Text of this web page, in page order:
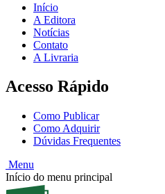
Início
A Editora
Notícias
Contato
A Livraria
Acesso Rápido
Como Publicar
Como Adquirir
Dúvidas Frequentes
Menu
Início do menu principal